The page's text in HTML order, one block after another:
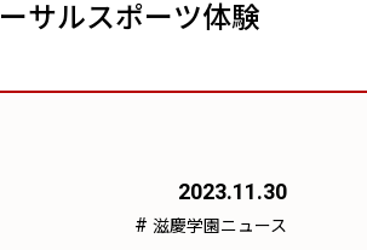
サルスポーツ体験
2023.11.30
# 滋慶学園ニュース